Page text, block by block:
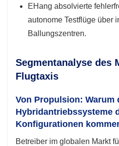
EHang absolvierte
autonome Testflüge über
Ballungszentren.
Segmentanalyse des
Flugtaxis
Von Propulsion: Warum
Hybridantriebssysteme
Konfigurationen
Betreiber im globalen Markt